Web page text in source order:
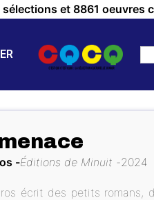
et 8861 oeuvres
Éditions de Minuit 2024
écrit des petits romans,